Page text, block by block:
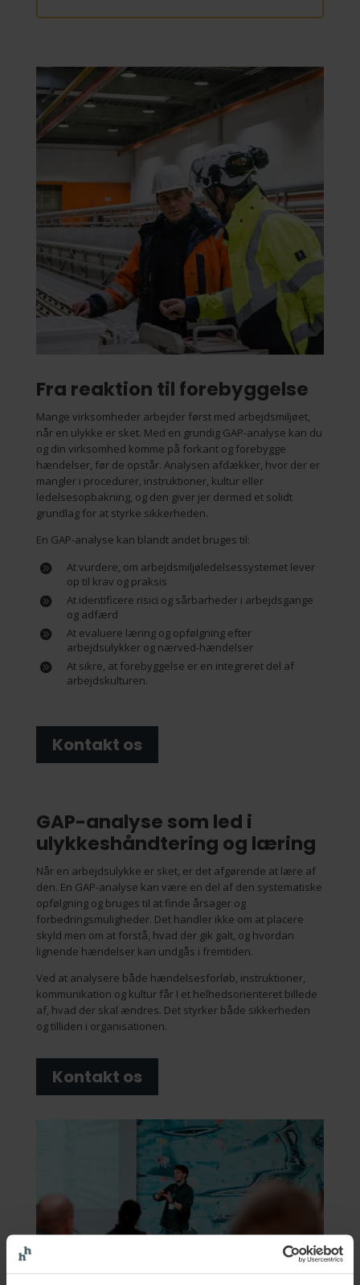
Fra reaktion til forebyggelse
Mange virksomheder arbejder først med arbejdsmiljøet,
når en ulykke er sket. Med en grundig GAP-analyse kan du
og din virksomhed komme på forkant og forebygge
hændelser, før de opstår. Analysen afdækker, hvor der er
mangler i procedurer, instruktioner, kultur eller
ledelsesopbakning, og den giver jer dermed et solidt
grundlag for at styrke sikkerheden.
En GAP-analyse kan blandt andet bruges til:
At vurdere, om arbejdsmiljøledelsessystemet lever
op til krav og praksis
At identificere risici og sårbarheder i arbejdsgange
og adfærd
At evaluere læring og opfølgning efter
arbejdsulykker og nærved-hændelser
At sikre, at forebyggelse er en integreret del af
arbejdskulturen.
Kontakt os
GAP-analyse som led i
ulykkeshåndtering og læring
Når en arbejdsulykke er sket, er det afgørende at lære af
den. En GAP-analyse kan være en del af den systematiske
opfølgning og bruges til at finde årsager og
forbedringsmuligheder. Det handler ikke om at placere
skyld men om at forstå, hvad der gik galt, og hvordan
lignende hændelser kan undgås i fremtiden.
Ved at analysere både hændelsesforløb, instruktioner,
kommunikation og kultur får I et helhedsorienteret billede
af, hvad der skal ændres. Det styrker både sikkerheden
og tilliden i organisationen.
Kontakt os